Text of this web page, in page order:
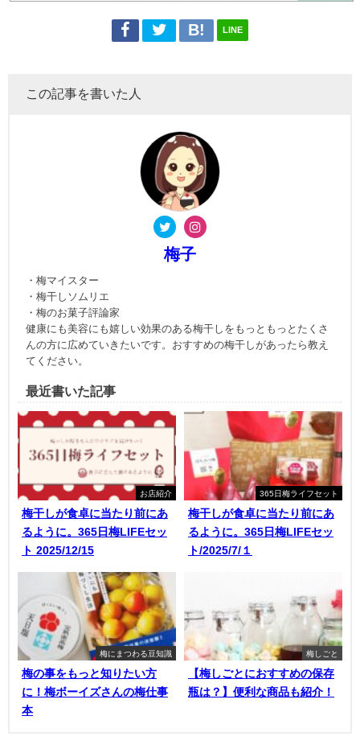
LINE
この記事を書いた人
梅子
・梅マイスター
・梅干しソムリエ
・梅のお菓子評論家
健康にも美容にも嬉しい効果のある梅干しをもっともっとたくさ
んの方に広めていきたいです。おすすめの梅干しがあったら教え
てください。
最近書いた記事
お店紹介
梅干しが食卓に当たり前にあ
るように。365日梅LIFEセッ
ト 2025/12/15
365日梅ライフセット
梅干しが食卓に当たり前にあ
るように。365日梅LIFEセッ
ト/2025/7/１
梅にまつわる豆知識
梅の事をもっと知りたい方
に！梅ボーイズさんの梅仕事
本
梅しごと
【梅しごとにおすすめの保存
瓶は？】便利な商品も紹介！